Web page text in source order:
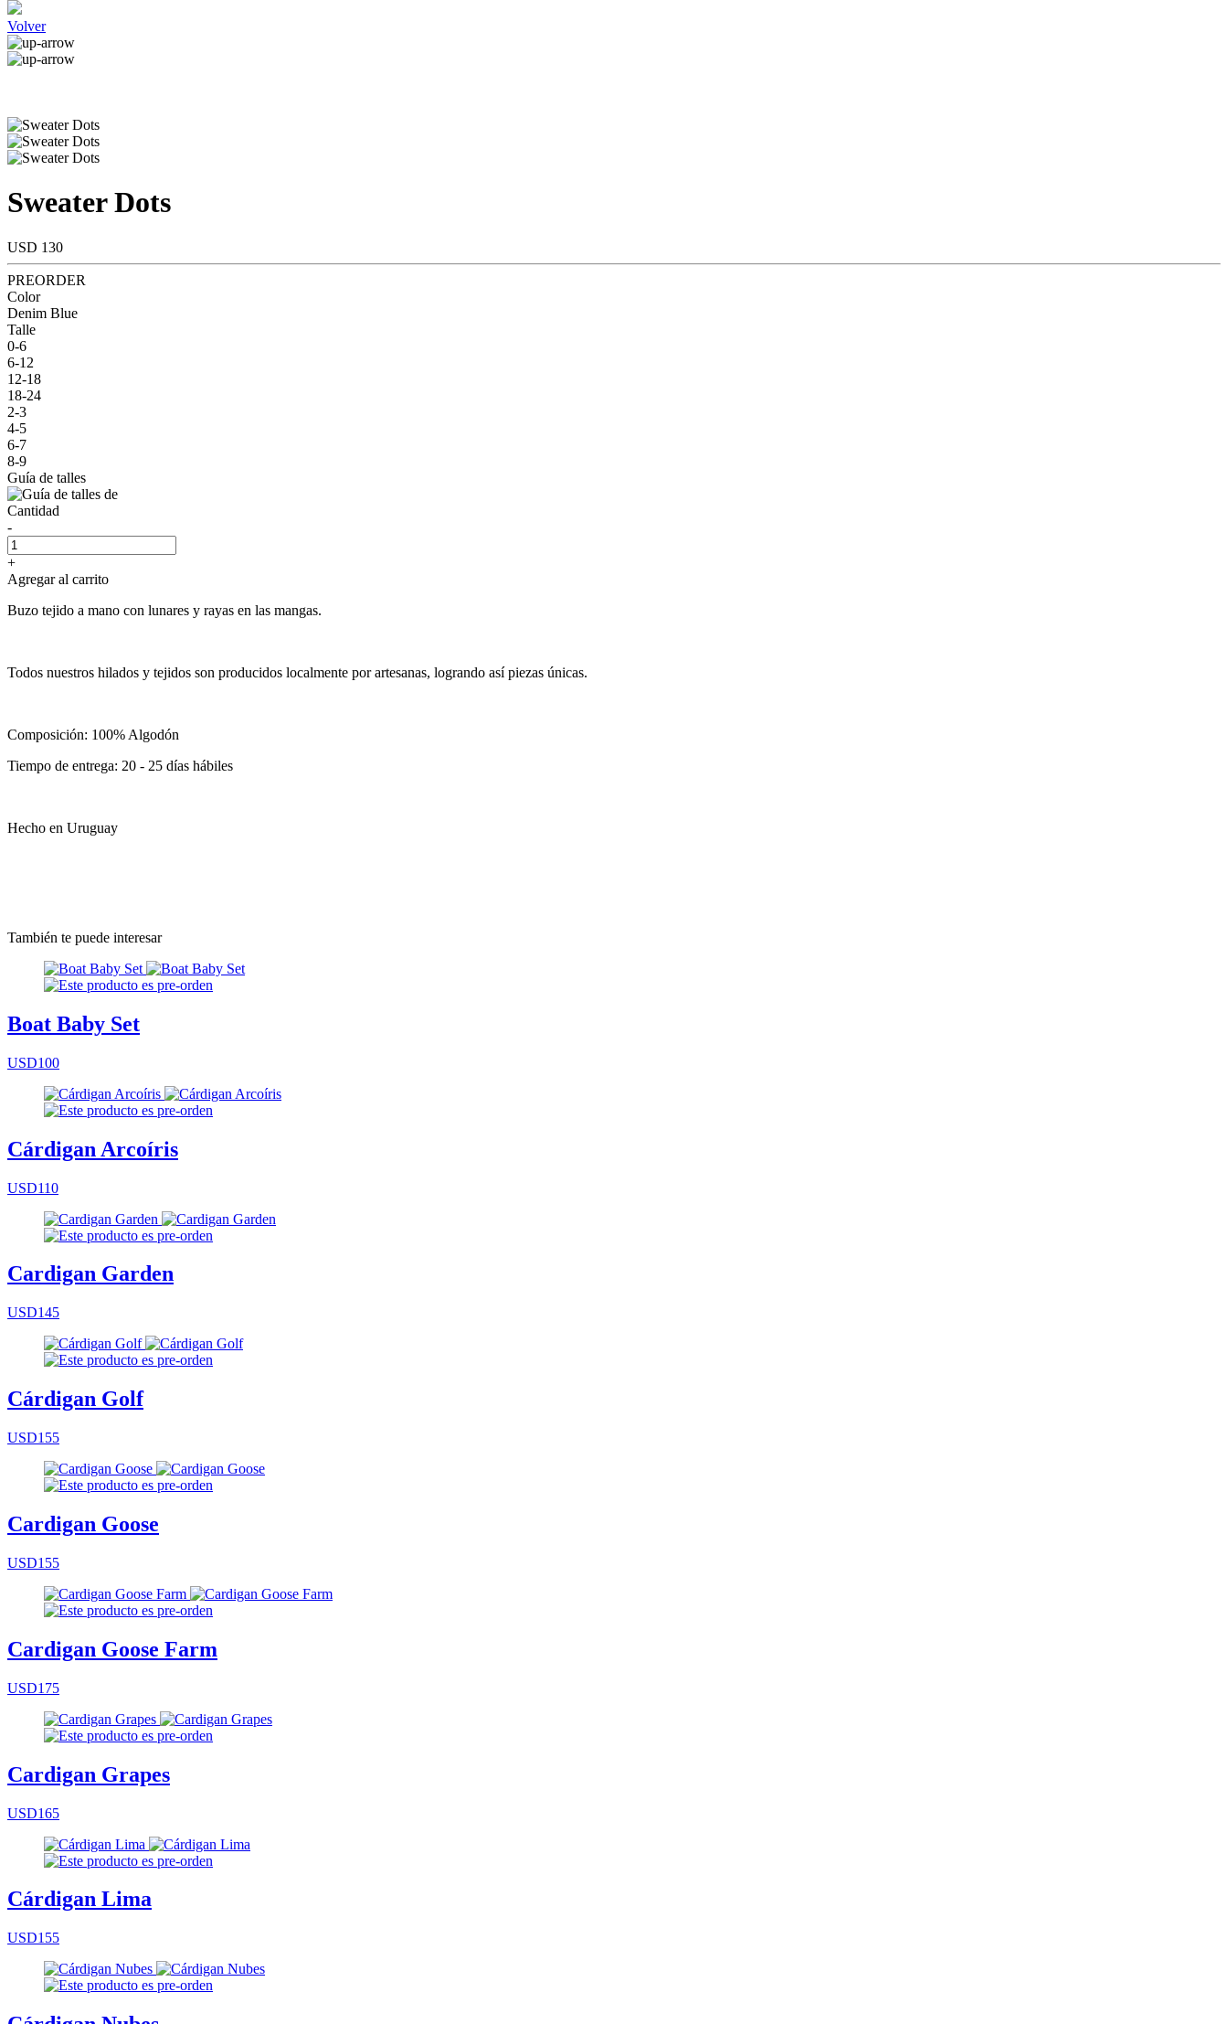
Volver
Sweater Dots
USD 130
PREORDER
Color
Denim Blue
Talle
0-6
6-12
12-18
18-24
2-3
4-5
6-7
8-9
Guía de talles
Cantidad
-
+
Agregar al carrito
Buzo tejido a mano con lunares y rayas en las mangas.
Todos nuestros hilados y tejidos son producidos localmente por artesanas, logrando así piezas únicas.
Composición: 100% Algodón
Tiempo de entrega: 20 - 25 días hábiles
Hecho en Uruguay
También te puede interesar
Boat Baby Set
USD100
Cárdigan Arcoíris
USD110
Cardigan Garden
USD145
Cárdigan Golf
USD155
Cardigan Goose
USD155
Cardigan Goose Farm
USD175
Cardigan Grapes
USD165
Cárdigan Lima
USD155